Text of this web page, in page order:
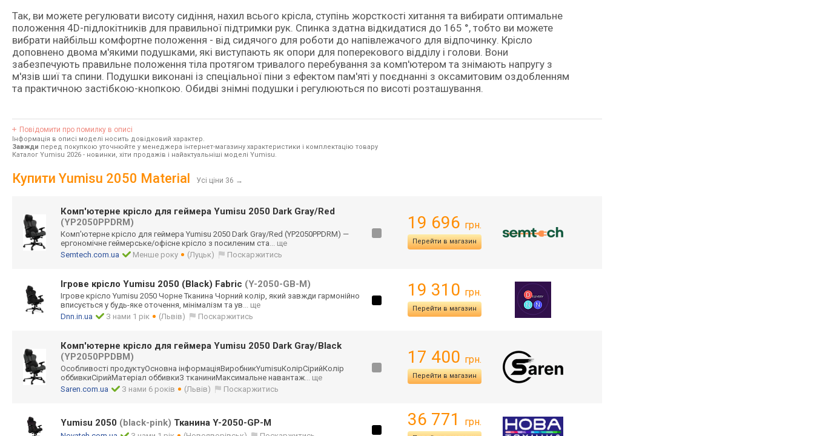
Так, ви можете регулювати висоту сидіння, нахил всього крісла, ступінь жорсткості хитання та вибирати оптимальне
положення 4D-підлокітників для правильної підтримки рук. Спинка здатна відкидатися до 165 °, тобто ви можете
вибрати найбільш комфортне положення - від сидячого для роботи до напівлежачого для відпочинку. Крісло
доповнено двома м'якими подушками, які виступають як опори для поперекового відділу і голови. Вони
забезпечують правильне положення тіла протягом тривалого перебування за комп'ютером та знімають напругу з
м'язів шиї та спини. Подушки виконані із спеціальної піни з ефектом пам'яті у поєднанні з оксамитовим оздобленням
та практичною застібкою-кнопкою. Обидві знімні подушки і регулюються по висоті розташування.
Повідомити про помилку в описі
Інформація в описі моделі носить довідковий характер.
Завжди перед покупкою уточнюйте у менеджера інтернет-магазину характеристики і комплектацію товару
Каталог Yumisu 2026 - новинки, хіти продажів і найактуальніші моделі Yumisu.
Купити Yumisu 2050 Material Усі ціни 36 →
Комп'ютерне крісло для геймера Yumisu 2050 Dark Gray/Red
(YP2050PPDRM)
Комп'ютерне крісло для геймера Yumisu 2050 Dark Gray/Red (YP2050PPDRM) —
ергономічне геймерське/офісне крісло з посиленим ста... ще
Semtech.com.ua
Менше року (Луцьк) Поскаржитись
19 696 грн.
Перейти в магазин
Ігрове крісло Yumisu 2050 (Black) Fabric (Y-2050-GB-M)
Ігрове крісло Yumisu 2050 Чорне Тканина Чорний колір, який завжди гармонійно
вписується у будь-яке оточення, мінімалізм та ув... ще
Dnn.in.ua
З нами 1 рік (Львів) Поскаржитись
19 310 грн.
Перейти в магазин
Комп'ютерне крісло для геймера Yumisu 2050 Dark Gray/Black
(YP2050PPDBM)
Особливості продуктуОсновна інформаціяВиробникYumisuКолірСірийКолір
оббивкиСірийМатеріал оббивкиЗ тканиниМаксимальне навантаж... ще
Saren.com.ua
З нами 6 років (Львів) Поскаржитись
17 400 грн.
Перейти в магазин
Yumisu 2050 (black-pink) Тканина Y-2050-GP-M 36 771 грн.